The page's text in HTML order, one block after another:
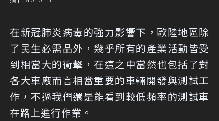
在新冠肺炎病毒的強力影響下，歐陸地區除
了民生必需品外，幾乎所有的產業活動皆受
到相當大的衝擊，在這之中當然也包括了對
各大車廠而言相當重要的車輛開發與測試工
作，不過我們還是能看到較低頻率的測試車
在路上進行作業。